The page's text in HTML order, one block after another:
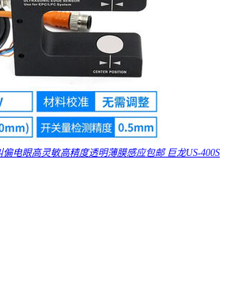
偏电眼高灵敏高精度透明薄膜感应包邮 巨龙US-400S